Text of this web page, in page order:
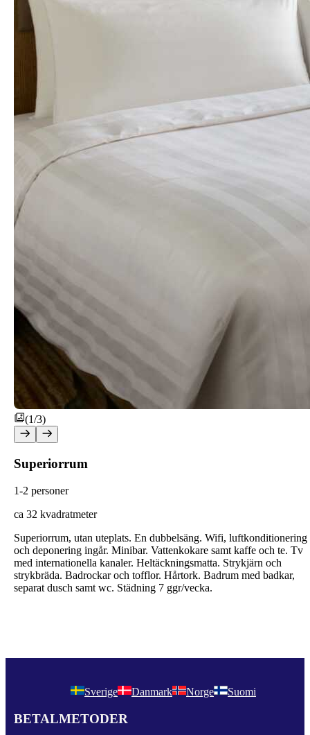
(1/3)
Superiorrum
1-2 personer
ca 32 kvadratmeter
Superiorrum, utan uteplats. En dubbelsäng. Wifi, luftkonditionering
och deponering ingår. Minibar. Vattenkokare samt kaffe och te. Tv
med internationella kanaler. Heltäckningsmatta. Strykjärn och
strykbräda. Badrockar och tofflor. Hårtork. Badrum med badkar,
separat dusch samt wc. Städning 7 ggr/vecka.
Sverige Danmark Norge Suomi
BETALMETODER